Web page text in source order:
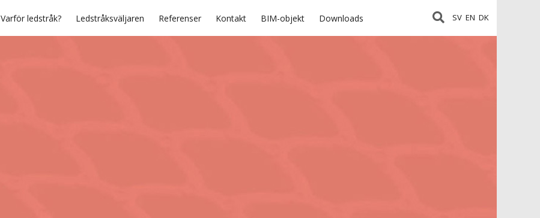
Varför ledstråk? Ledstråksväljaren Referenser Kontakt BIM-objekt Downloads SV EN DK